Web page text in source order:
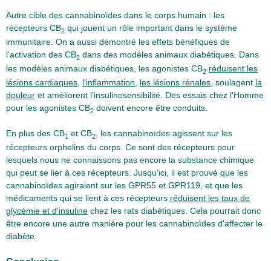
Autre cible des cannabinoïdes dans le corps humain : les
récepteurs CB2 qui jouent un rôle important dans le système
immunitaire. On a aussi démontré les effets bénéfiques de
l'activation des CB2 dans des modèles animaux diabétiques. Dans
les modèles animaux diabétiques, les agonistes CB2 réduisent les
lésions cardiaques l'inflammation les lésions rénales , soulagent la
douleur et améliorent l'insulinosensibilité. Des essais chez l'Homme
pour les agonistes CB2 doivent encore être conduits.
En plus des CB1 et CB2, les cannabinoïdes agissent sur les
récepteurs orphelins du corps. Ce sont des récepteurs pour
lesquels nous ne connaissons pas encore la substance chimique
qui peut se lier à ces récepteurs. Jusqu'ici, il est prouvé que les
cannabinoïdes agiraient sur les GPR55 et GPR119, et que les
médicaments qui se lient à ces récepteurs réduisent les taux de
glycémie et d'insuline chez les rats diabétiques. Cela pourrait donc
être encore une autre manière pour les cannabinoïdes d'affecter le
diabète.